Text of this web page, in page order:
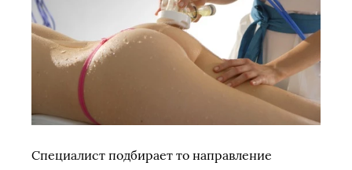
Специалист подбирает то направление